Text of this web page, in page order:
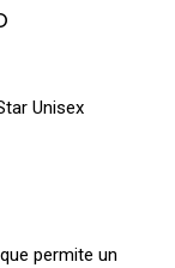
Unisex
permite un